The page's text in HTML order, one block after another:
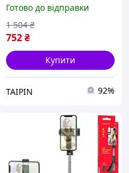
дротова, Монопод для
селфі блютуз, Селфі палка
розетка, FBK
Готово до відправки
752₴
1 504 ₴
Купити
TAIPIN 92%